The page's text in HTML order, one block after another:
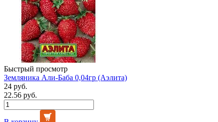
Быстрый просмотр
Земляника Али-Баба 0,04гр (Аэлита)
24 руб.
22.56 руб.